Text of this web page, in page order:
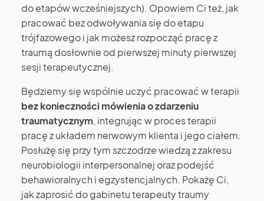
do etapów wcześniejszych). Opowiem Ci też, jak
pracować bez odwoływania się do etapu
trójfazowego i jak możesz rozpocząć pracę z
traumą dosłownie od pierwszej minuty pierwszej
sesji terapeutycznej.
Będziemy się wspólnie uczyć pracować w terapii
bez konieczności mówienia o zdarzeniu
traumatycznym, integrując w proces terapii
pracę z układem nerwowym klienta i jego ciałem.
Posłużę się przy tym szczodrze wiedzą z zakresu
neurobiologii interpersonalnej oraz podejść
behawioralnych i egzystencjalnych. Pokażę Ci,
jak zaprosić do gabinetu terapeuty traumy